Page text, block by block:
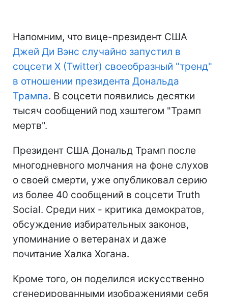
Напомним, что вице-президент США
Джей Ди Вэнс случайно запустил в
соцсети X (Twitter) своеобразный "тренд"
в отношении президента Дональда
Трампа. В соцсети появились десятки
тысяч сообщений под хэштегом "Трамп
мертв".
Президент США Дональд Трамп после
многодневного молчания на фоне слухов
о своей смерти, уже опубликовал серию
из более 40 сообщений в соцсети Truth
Social. Среди них - критика демократов,
обсуждение избирательных законов,
упоминание о ветеранах и даже
почитание Халка Хогана.
Кроме того, он поделился искусственно
сгенерированными изображениями себя